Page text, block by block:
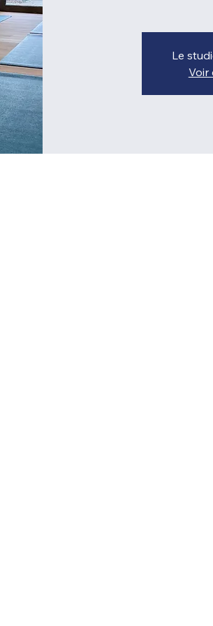
Le
Voir